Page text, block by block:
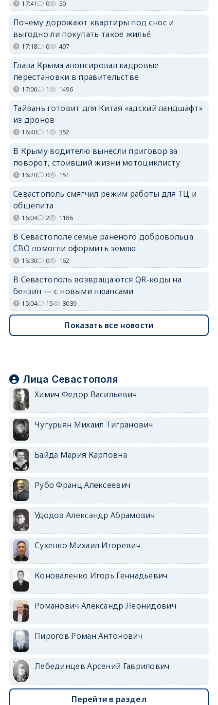
17:41 0 30
Почему дорожают квартиры под снос и
выгодно ли покупать такое жильё
17:18 0 497
Глава Крыма анонсировал кадровые
перестановки в правительстве
17:06 1 1496
Тайвань готовит для Китая «адский ландшафт»
из дронов
16:40 1 352
В Крыму водителю вынесли приговор за
поворот, стоивший жизни мотоциклисту
16:20 0 151
Севастополь смягчил режим работы для ТЦ и
общепита
16:04 2 1186
В Севастополе семье раненого добровольца
СВО помогли оформить землю
15:30 0 162
В Севастополь возвращаются QR-коды на
бензин — с новыми нюансами
15:04 15 3039
Показать все новости
Лица Севастополя
Химич Федор Васильевич
Чугурьян Михаил Тигранович
Байда Мария Карповна
Рубо Франц Алексеевич
Удодов Александр Абрамович
Сухенко Михаил Игоревич
Коноваленко Игорь Геннадьевич
Романович Александр Леонидович
Пирогов Роман Антонович
Лебединцев Арсений Гаврилович
Перейти в раздел